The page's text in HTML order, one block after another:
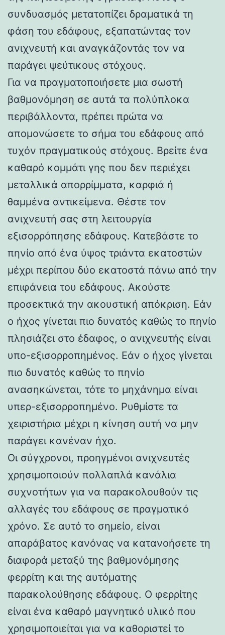
συνδυασμός μετατοπίζει δραματικά τη
φάση του εδάφους, εξαπατώντας τον
ανιχνευτή και αναγκάζοντάς τον να
παράγει ψεύτικους στόχους.
Για να πραγματοποιήσετε μια σωστή
βαθμονόμηση σε αυτά τα πολύπλοκα
περιβάλλοντα, πρέπει πρώτα να
απομονώσετε το σήμα του εδάφους από
τυχόν πραγματικούς στόχους. Βρείτε ένα
καθαρό κομμάτι γης που δεν περιέχει
μεταλλικά απορρίμματα, καρφιά ή
θαμμένα αντικείμενα. Θέστε τον
ανιχνευτή σας στη λειτουργία
εξισορρόπησης εδάφους. Κατεβάστε το
πηνίο από ένα ύψος τριάντα εκατοστών
μέχρι περίπου δύο εκατοστά πάνω από την
επιφάνεια του εδάφους. Ακούστε
προσεκτικά την ακουστική απόκριση. Εάν
ο ήχος γίνεται πιο δυνατός καθώς το πηνίο
πλησιάζει στο έδαφος, ο ανιχνευτής είναι
υπο-εξισορροπημένος. Εάν ο ήχος γίνεται
πιο δυνατός καθώς το πηνίο
ανασηκώνεται, τότε το μηχάνημα είναι
υπερ-εξισορροπημένο. Ρυθμίστε τα
χειριστήρια μέχρι η κίνηση αυτή να μην
παράγει κανέναν ήχο.
Οι σύγχρονοι, προηγμένοι ανιχνευτές
χρησιμοποιούν πολλαπλά κανάλια
συχνοτήτων για να παρακολουθούν τις
αλλαγές του εδάφους σε πραγματικό
χρόνο. Σε αυτό το σημείο, είναι
απαράβατος κανόνας να κατανοήσετε τη
διαφορά μεταξύ της βαθμονόμησης
φερρίτη και της αυτόματης
παρακολούθησης εδάφους. Ο φερρίτης
είναι ένα καθαρό μαγνητικό υλικό που
χρησιμοποιείται για να καθοριστεί το